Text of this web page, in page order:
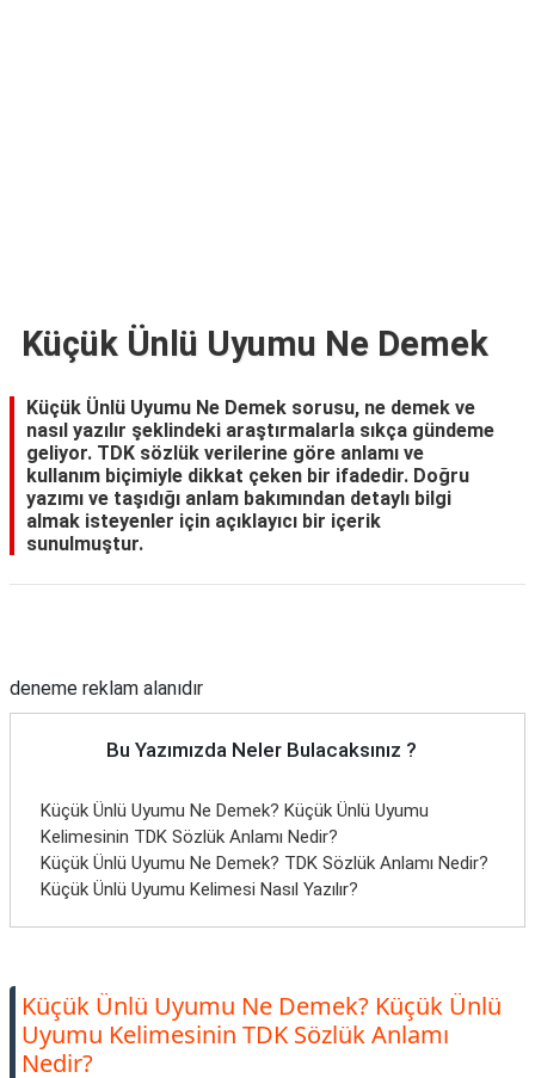
Küçük Ünlü Uyumu Ne Demek
Küçük Ünlü Uyumu Ne Demek sorusu, ne demek ve
nasıl yazılır şeklindeki araştırmalarla sıkça gündeme
geliyor. TDK sözlük verilerine göre anlamı ve
kullanım biçimiyle dikkat çeken bir ifadedir. Doğru
yazımı ve taşıdığı anlam bakımından detaylı bilgi
almak isteyenler için açıklayıcı bir içerik
sunulmuştur.
deneme reklam alanıdır
Bu Yazımızda Neler Bulacaksınız ?
Küçük Ünlü Uyumu Ne Demek? Küçük Ünlü Uyumu
Kelimesinin TDK Sözlük Anlamı Nedir?
Küçük Ünlü Uyumu Ne Demek? TDK Sözlük Anlamı Nedir?
Küçük Ünlü Uyumu Kelimesi Nasıl Yazılır?
Küçük Ünlü Uyumu Ne Demek? Küçük Ünlü
Uyumu Kelimesinin TDK Sözlük Anlamı
Nedir?